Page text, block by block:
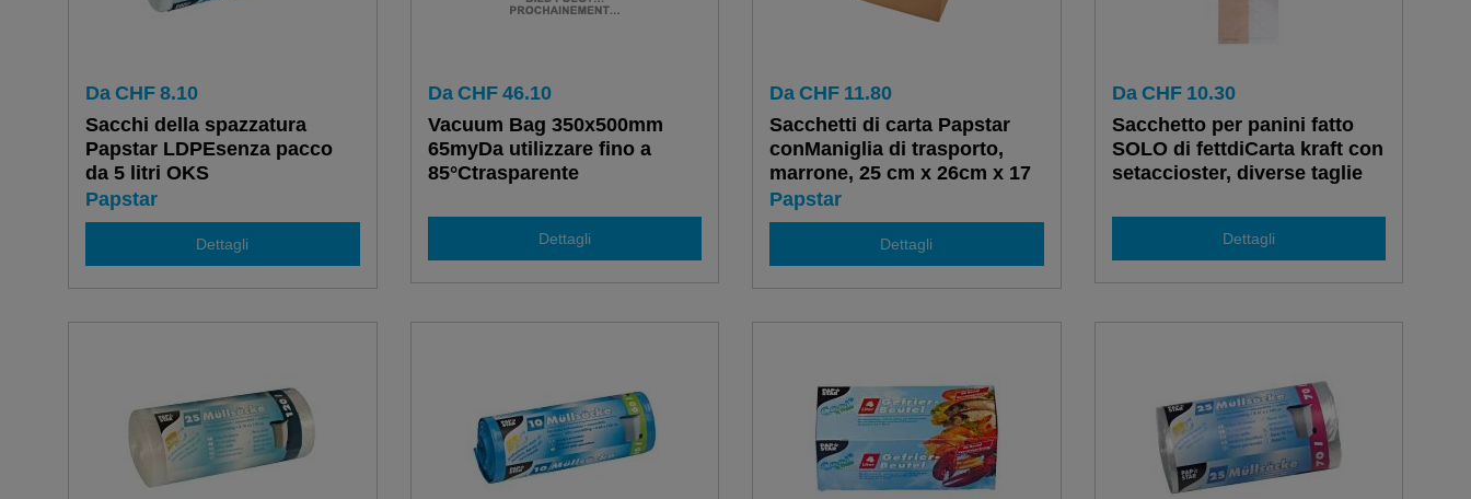
Da CHF 8.10
Sacchi della spazzatura
Papstar LDPEsenza pacco
da 5 litri OKS
Papstar
Dettagli
Da CHF 46.10
Vacuum Bag 350x500mm
65myDa utilizzare fino a
85°Ctrasparente
Dettagli
Da CHF 11.80
Sacchetti di carta Papstar
conManiglia di trasporto,
marrone, 25 cm x 26cm x 17
cm
Papstar
Dettagli
Da CHF 10.30
Sacchetto per panini fatto
SOLO di fettdiCarta kraft con
setaccioster, diverse taglie
Dettagli